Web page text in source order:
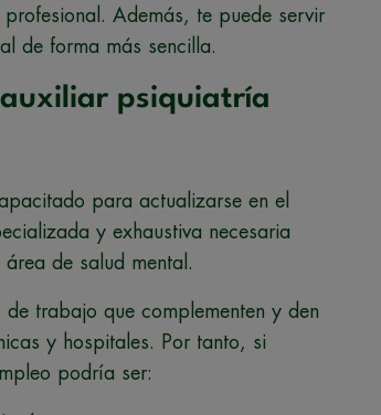
Además, te puede servir
de forma más sencilla.
auxiliar psiquiatría
para actualizarse en el
y exhaustiva necesaria
de salud mental.
trabajo que complementen y den
y hospitales. Por tanto, si
podría ser: